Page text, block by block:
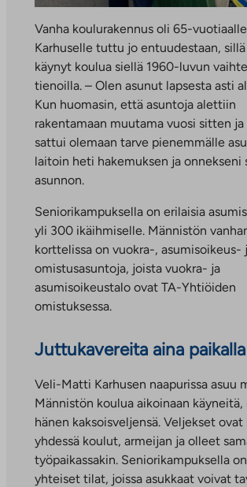
Vanha koulurakennus oli 65-vuotiaalle
Karhuselle tuttu jo entuudestaan, sillä
käynyt koulua siellä 1960-luvun
tienoilla. – Olen asunut lapsesta asti
Kun huomasin, että asuntoja alettiin
rakentamaan muutama vuosi sitten
sattui olemaan tarve pienemmälle
laitoin heti hakemuksen ja onnekseni
asunnon.
Seniorikampuksella on erilaisia
yli 300 ikäihmiselle. Männistön
korttelissa on vuokra-, asumisoikeus-
omistusasuntoja, joista vuokra- ja
asumisoikeustalo ovat TA-Yhtiöiden
omistuksessa.
Juttukavereita aina paikalla
Veli-Matti Karhusen naapurissa asuu
Männistön koulua aikoinaan käyneitä,
hänen kaksoisveljensä. Veljekset
yhdessä koulut, armeijan ja olleet
työpaikassakin. Seniorikampuksella
yhteiset tilat, joissa asukkaat voivat